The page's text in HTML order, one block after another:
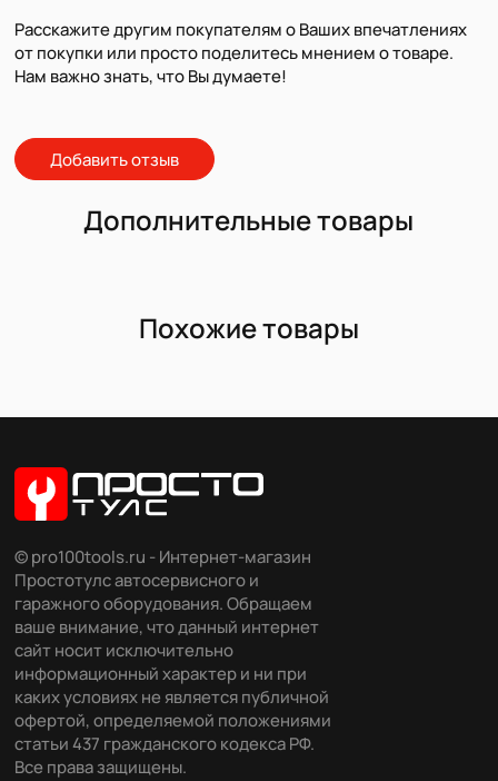
Расскажите другим покупателям о Ваших впечатлениях
от покупки или просто поделитесь мнением о товаре.
Нам важно знать, что Вы думаете!
Добавить отзыв
Дополнительные товары
Похожие товары
© pro100tools.ru - Интернет-магазин
Простотулс автосервисного и
гаражного оборудования. Обращаем
ваше внимание, что данный интернет
сайт носит исключительно
информационный характер и ни при
каких условиях не является публичной
офертой, определяемой положениями
статьи 437 гражданского кодекса РФ.
Все права защищены.